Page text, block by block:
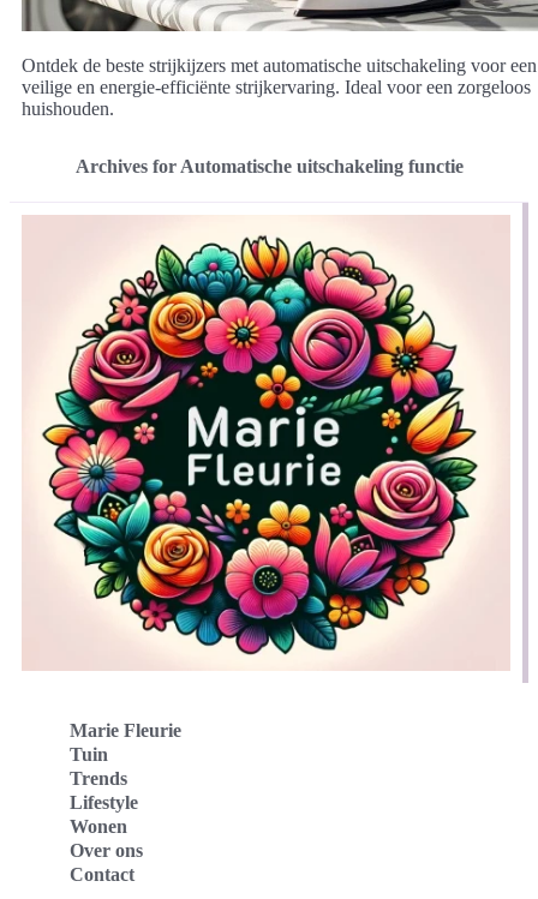
Ontdek de beste strijkijzers met automatische uitschakeling voor een
veilige en energie-efficiënte strijkervaring. Ideal voor een zorgeloos
huishouden.
Archives for Automatische uitschakeling functie
Marie Fleurie
Tuin
Trends
Lifestyle
Wonen
Over ons
Contact